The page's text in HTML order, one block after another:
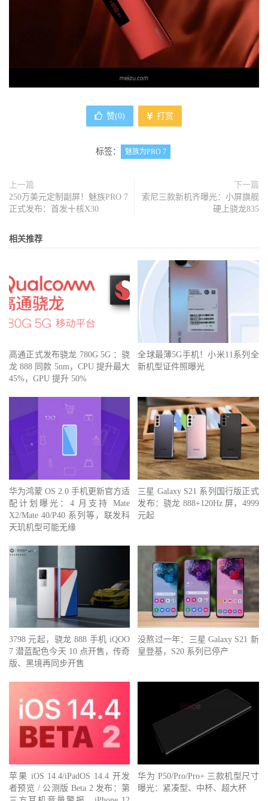
赞(0) 打赏
标签： 魅族为PRO 7
上一篇
250万美元定制副屏！魅族PRO 7
正式发布：首发十核X30
下一篇
索尼三款新机齐曝光：小屏旗舰
硬上骁龙835
相关推荐
高通正式发布骁龙 780G 5G ：骁
龙 888 同款 5nm，CPU 提升最大
45%，GPU 提升 50%
全球最薄5G手机！小米11系列全
新机型证件照曝光
华为鸿蒙 OS 2.0 手机更新官方适
配计划曝光：4 月支持 Mate
X2/Mate 40/P40 系列等，联发科
天玑机型可能无缘
三星 Galaxy S21 系列国行版正式
发布：骁龙 888+120Hz 屏，4999
元起
3798 元起，骁龙 888 手机 iQOO
7 潜蓝配色今天 10 点开售，传奇
版、黑境再同步开售
没熬过一年：三星 Galaxy S21 新
皇登基，S20 系列已停产
苹果 iOS 14.4/iPadOS 14.4 开发
者预览 / 公测版 Beta 2 发布：第
华为 P50/Pro/Pro+ 三款机型尺寸
曝光：紧凑型、中杯、超大杯